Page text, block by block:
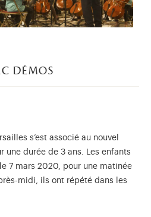
démos
s’est associé au nouvel
une durée de 3 ans. Les enfants
7 mars 2020, pour une matinée
midi, ils ont répété dans les